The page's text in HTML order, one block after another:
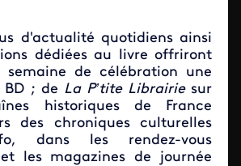
d'actualité quotidiens ainsi
dédiées au livre offriront
semaine de célébration une
; de La P’tite Librairiesur
historiques de France
des chroniques culturelles
dans les rendez-vous
les magazines de journée